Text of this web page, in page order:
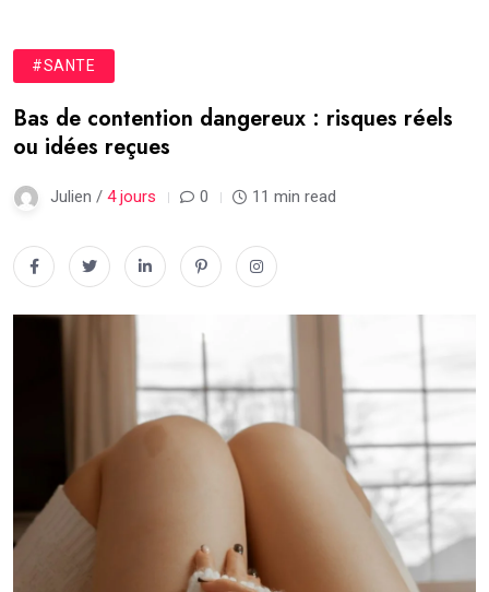
#SANTE
Bas de contention dangereux : risques réels
ou idées reçues
Julien / 4 jours 0 11 min read